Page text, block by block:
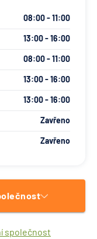
08:00 - 11:00
13:00 - 16:00
08:00 - 11:00
13:00 - 16:00
13:00 - 16:00
Zavřeno
Zavřeno
společnost